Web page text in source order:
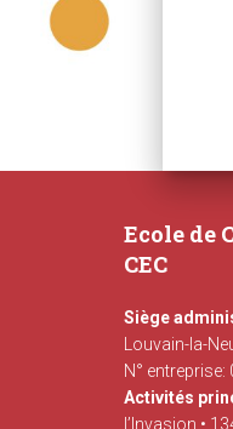
Ecole de
CEC
Siège
Louvain-la-
N°
Activités
l’Invasion •